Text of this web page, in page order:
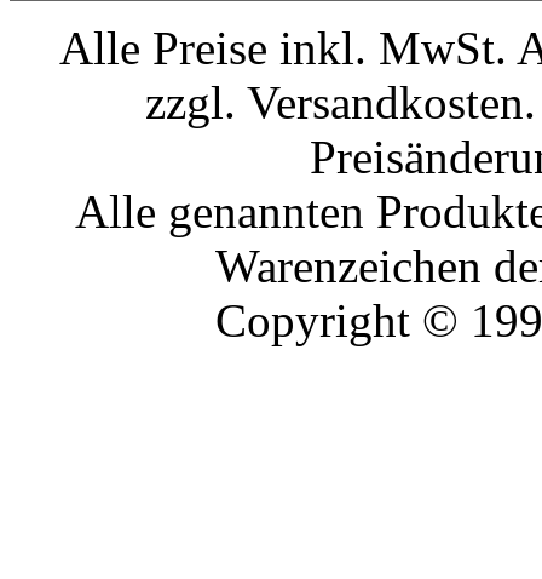
Alle Preise inkl. MwSt.
zzgl.
Alle genannten
Warenzeichen
Copyright ©